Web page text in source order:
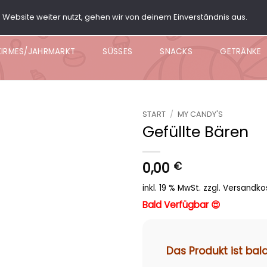
JAHRMARKT SÜSSES SNACKS GETRÄNKE
START / MY CANDY'S
Gefüllte Bären
0,00 €
inkl. 19 % MwSt. zzgl.
Bald Verfügbar 😍
Das Produkt ist
weiter nutzt, gehen wir von deinem Einverständnis aus.